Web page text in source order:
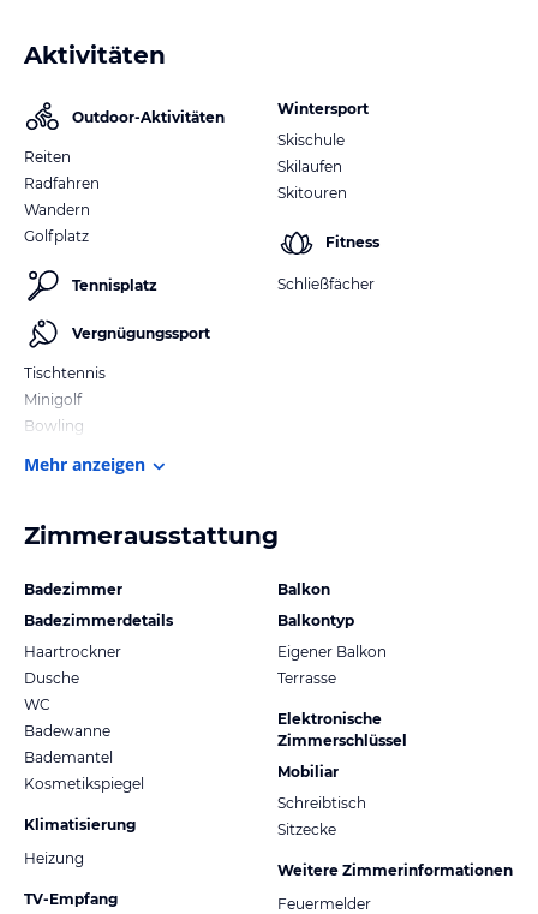
Aktivitäten
Outdoor-Aktivitäten
Reiten
Radfahren
Wandern
Golfplatz
Tennisplatz
Vergnügungssport
Tischtennis
Minigolf
Bowling
Wintersport
Skischule
Skilaufen
Skitouren
Fitness
Schließfächer
Mehr anzeigen
Zimmerausstattung
Badezimmer
Badezimmerdetails
Haartrockner
Dusche
WC
Badewanne
Bademantel
Kosmetikspiegel
Klimatisierung
Heizung
TV-Empfang
Balkon
Balkontyp
Eigener Balkon
Terrasse
Elektronische
Zimmerschlüssel
Mobiliar
Schreibtisch
Sitzecke
Weitere Zimmerinformationen
Feuermelder